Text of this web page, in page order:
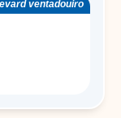
ventadouiro